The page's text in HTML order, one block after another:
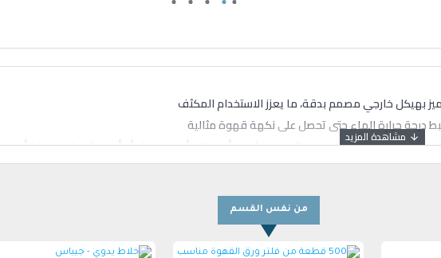
درجة حرارة الماء حتى تحصل على نكهة قهوة مثالية
وظيفة الماء الساخن لتحضير مشروب أمريكانو أو لونج بلاك أو أي مشروبات ساخنة أخرى.
من نفس القسم